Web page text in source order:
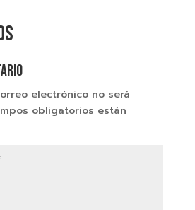
electrónico no será
obligatorios están